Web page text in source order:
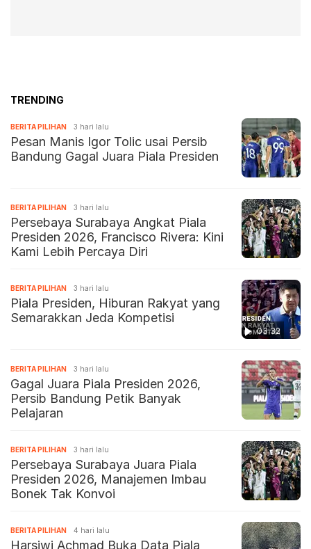
TRENDING
BERITA PILIHAN 3 hari lalu
Pesan Manis Igor Tolic usai Persib
Bandung Gagal Juara Piala Presiden
BERITA PILIHAN 3 hari lalu
Persebaya Surabaya Angkat Piala
Presiden 2026, Francisco Rivera: Kini
Kami Lebih Percaya Diri
03:32
BERITA PILIHAN 3 hari lalu
Piala Presiden, Hiburan Rakyat yang
Semarakkan Jeda Kompetisi
BERITA PILIHAN 3 hari lalu
Gagal Juara Piala Presiden 2026,
Persib Bandung Petik Banyak
Pelajaran
BERITA PILIHAN 3 hari lalu
Persebaya Surabaya Juara Piala
Presiden 2026, Manajemen Imbau
Bonek Tak Konvoi
BERITA PILIHAN 4 hari lalu
Harsiwi Achmad Buka Data Piala